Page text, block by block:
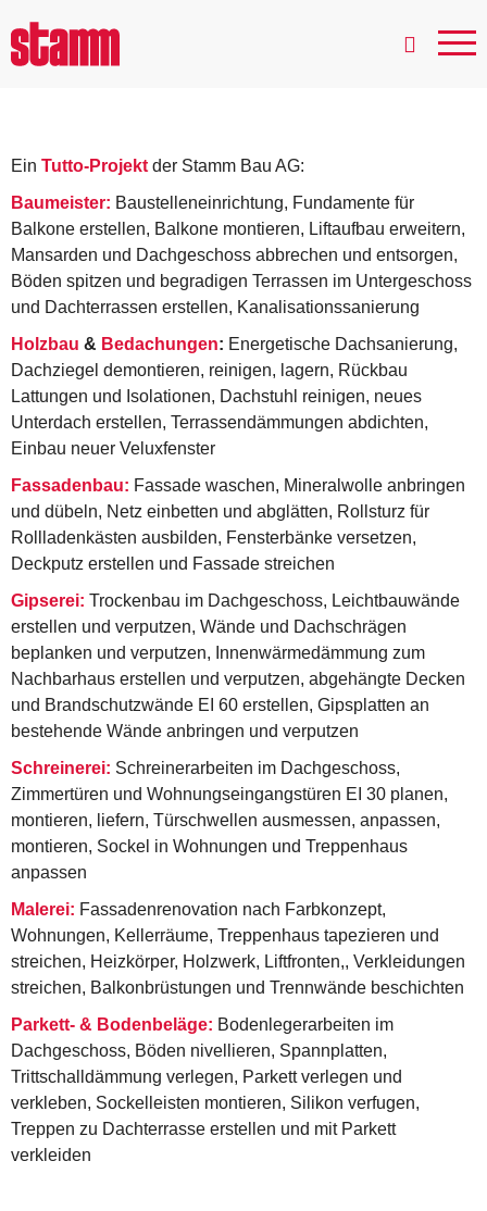
Basel
Ein Tutto-Projekt der Stamm Bau AG:
Baumeister: Baustelleneinrichtung, Fundamente für
Balkone erstellen, Balkone montieren, Liftaufbau erweitern,
Mansarden und Dachgeschoss abbrechen und entsorgen,
Böden spitzen und begradigen Terrassen im Untergeschoss
und Dachterrassen erstellen, Kanalisationssanierung
Holzbau & Bedachungen: Energetische Dachsanierung,
Dachziegel demontieren, reinigen, lagern, Rückbau
Lattungen und Isolationen, Dachstuhl reinigen, neues
Unterdach erstellen, Terrassendämmungen abdichten,
Einbau neuer Veluxfenster
Fassadenbau: Fassade waschen, Mineralwolle anbringen
und dübeln, Netz einbetten und abglätten, Rollsturz für
Rollladenkästen ausbilden, Fensterbänke versetzen,
Deckputz erstellen und Fassade streichen
Gipserei: Trockenbau im Dachgeschoss, Leichtbauwände
erstellen und verputzen, Wände und Dachschrägen
beplanken und verputzen, Innenwärmedämmung zum
Nachbarhaus erstellen und verputzen, abgehängte Decken
und Brandschutzwände EI 60 erstellen, Gipsplatten an
bestehende Wände anbringen und verputzen
Schreinerei: Schreinerarbeiten im Dachgeschoss,
Zimmertüren und Wohnungseingangstüren EI 30 planen,
montieren, liefern, Türschwellen ausmessen, anpassen,
montieren, Sockel in Wohnungen und Treppenhaus
anpassen
Malerei: Fassadenrenovation nach Farbkonzept,
Wohnungen, Kellerräume, Treppenhaus tapezieren und
streichen, Heizkörper, Holzwerk, Liftfronten,, Verkleidungen
streichen, Balkonbrüstungen und Trennwände beschichten
Parkett- & Bodenbeläge: Bodenlegerarbeiten im
Dachgeschoss, Böden nivellieren, Spannplatten,
Trittschalldämmung verlegen, Parkett verlegen und
verkleben, Sockelleisten montieren, Silikon verfugen,
Treppen zu Dachterrasse erstellen und mit Parkett
verkleiden